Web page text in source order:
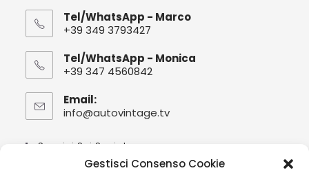
Gestisci Consenso Cookie
Tel/WhatsApp - Marco
+39 349 3793427
Tel/WhatsApp - Monica
+39 347 4560842
Email:
info@autovintage.tvOpens
Seguici Sui Social :